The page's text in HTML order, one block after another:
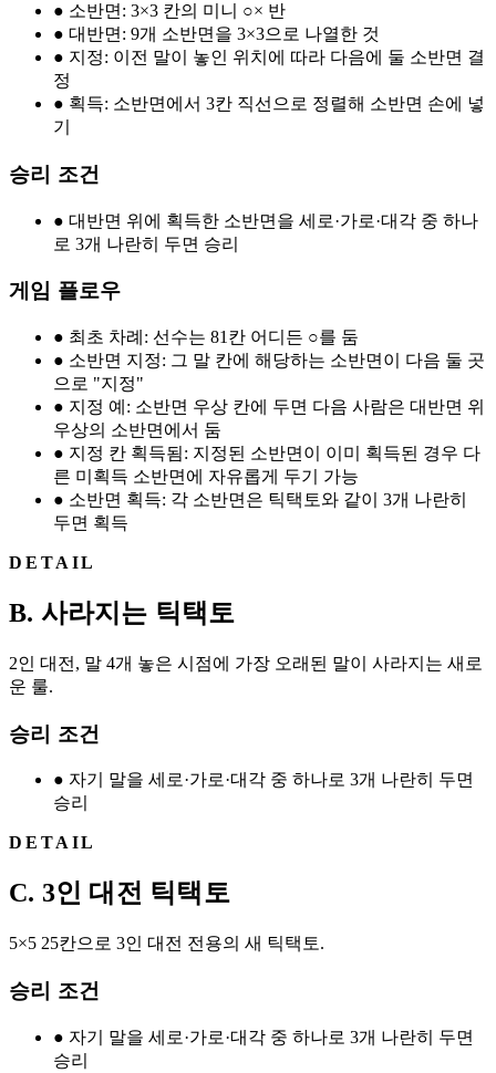
● 소반면: 3×3 칸의 미니 ○× 반
● 대반면: 9개 소반면을 3×3으로 나열한 것
● 지정: 이전 말이 놓인 위치에 따라 다음에 둘 소반면 결
정
● 획득: 소반면에서 3칸 직선으로 정렬해 소반면 손에 넣
기
승리 조건
● 대반면 위에 획득한 소반면을 세로·가로·대각 중 하나
로 3개 나란히 두면 승리
게임 플로우
● 최초 차례: 선수는 81칸 어디든 ○를 둠
● 소반면 지정: 그 말 칸에 해당하는 소반면이 다음 둘 곳
으로 "지정"
● 지정 예: 소반면 우상 칸에 두면 다음 사람은 대반면 위
우상의 소반면에서 둠
● 지정 칸 획득됨: 지정된 소반면이 이미 획득된 경우 다
른 미획득 소반면에 자유롭게 두기 가능
● 소반면 획득: 각 소반면은 틱택토와 같이 3개 나란히
두면 획득
DETAIL
B. 사라지는 틱택토
2인 대전, 말 4개 놓은 시점에 가장 오래된 말이 사라지는 새로
운 룰.
승리 조건
● 자기 말을 세로·가로·대각 중 하나로 3개 나란히 두면
승리
DETAIL
C. 3인 대전 틱택토
5×5 25칸으로 3인 대전 전용의 새 틱택토.
승리 조건
● 자기 말을 세로·가로·대각 중 하나로 3개 나란히 두면
승리